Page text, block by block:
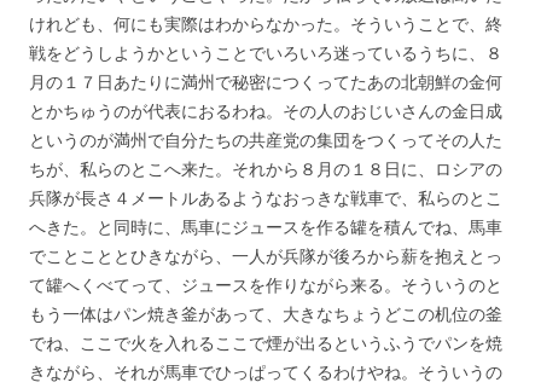
けれども、何にも実際はわからなかった。そういうことで、終
戦をどうしようかということでいろいろ迷っているうちに、８
月の１７日あたりに満州で秘密につくってたあの北朝鮮の金何
とかちゅうのが代表におるわね。その人のおじいさんの金日成
というのが満州で自分たちの共産党の集団をつくってその人た
ちが、私らのとこへ来た。それから８月の１８日に、ロシアの
兵隊が長さ４メートルあるようなおっきな戦車で、私らのとこ
へきた。と同時に、馬車にジュースを作る罐を積んでね、馬車
でことこととひきながら、一人が兵隊が後ろから薪を抱えとっ
て罐へくべてって、ジュースを作りながら来る。そういうのと
もう一体はパン焼き釜があって、大きなちょうどこの机位の釜
でね、ここで火を入れるここで煙が出るというふうでパンを焼
きながら、それが馬車でひっぱってくるわけやね。そういうの